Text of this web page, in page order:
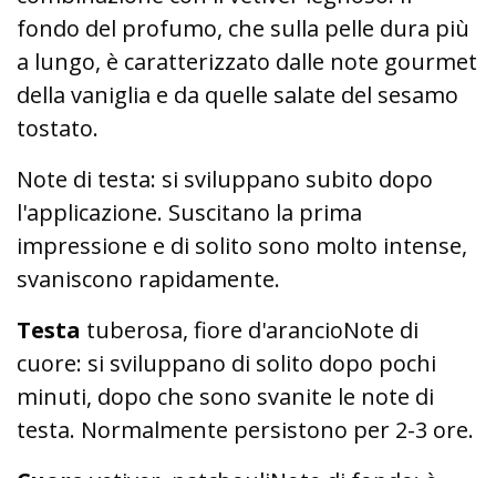
fondo del profumo, che sulla pelle dura più
a lungo, è caratterizzato dalle note gourmet
della vaniglia e da quelle salate del sesamo
tostato.
Note di testa: si sviluppano subito dopo
l'applicazione. Suscitano la prima
impressione e di solito sono molto intense,
svaniscono rapidamente.
Testa tuberosa, fiore d'arancioNote di
cuore: si sviluppano di solito dopo pochi
minuti, dopo che sono svanite le note di
testa. Normalmente persistono per 2-3 ore.